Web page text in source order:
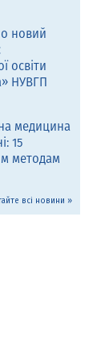
новий
освіти
НУВГП
медицина
15
методам
всі новини »